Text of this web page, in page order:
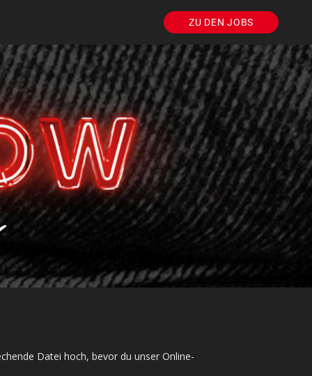
ZU DEN JOBS
Datei hoch, bevor du unser Online-